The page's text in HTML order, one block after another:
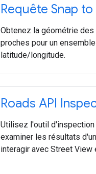
Requête Snap to
Obtenez la géométrie
proches pour un
latitude/longitude.
Roads API
Utilisez l'outil d'inspection
examiner les résultats
interagir avec Street View